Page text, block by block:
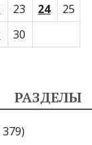
23 24
25
30
РАЗДЕЛЫ
379)